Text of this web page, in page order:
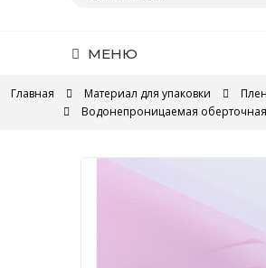
МЕНЮ
Главная Материал для упаковки
Водонепроницаемая оберточная